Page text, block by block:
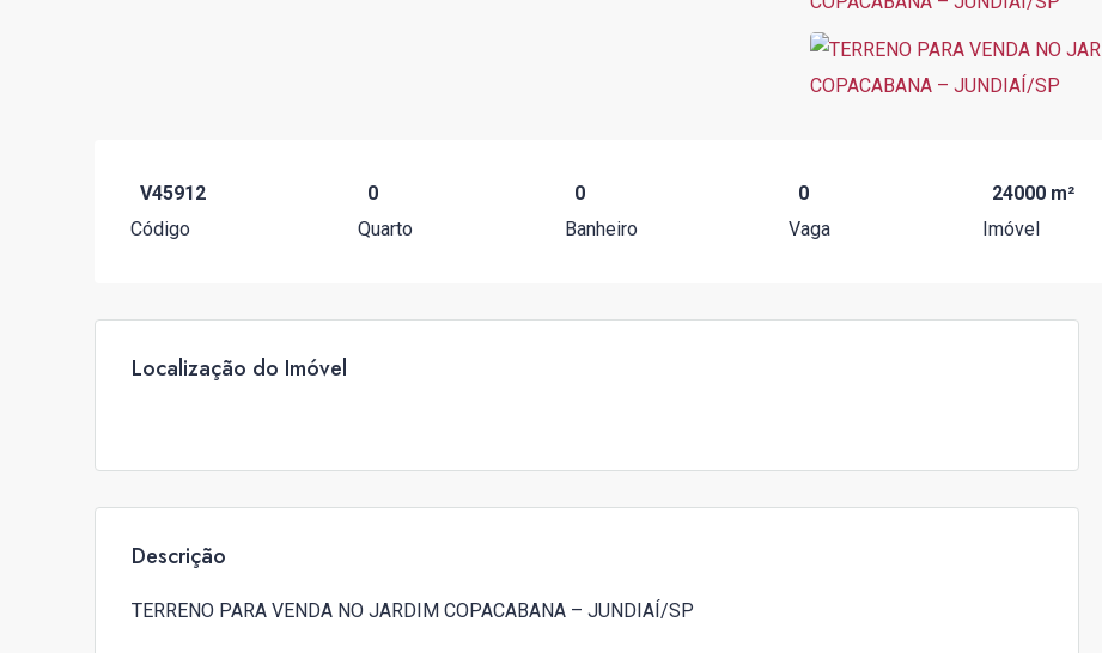
V45912
Código
0
Quarto
0
Banheiro
0
Vaga
24000 m²
Imóvel
Localização do Imóvel
Descrição
TERRENO PARA VENDA NO JARDIM COPACABANA – JUNDIAÍ/SP